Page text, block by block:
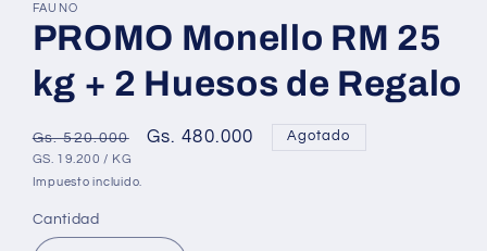
multimedia
ventana
modal
FAUNO
PROMO Monello RM 25
kg + 2 Huesos de Regalo
Precio
habitual
Gs. 520.000
Precio
Gs. 480.000
PRECIO
GS. 19.200 / POR
KG
Agotado
Impuesto incluido.
Cantidad